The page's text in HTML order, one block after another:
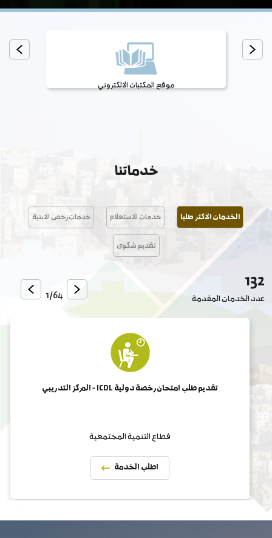
موقع المكتبات الالكتروني
خدماتنا
الخدمات الاكثر طلبا خدمات الاستعلام خدمات رخص الابنية
تقديم شكوى
132
عدد الخدمات المقدمة 1/64
تقديم طلب امتحان رخصة دولية ICDL - المركز التدريبي
قطاع التنمية المجتمعية
اطلب الخدمة